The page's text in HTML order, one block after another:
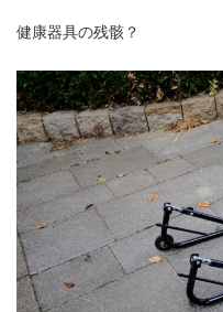
iPhone K-1
LUMIX GF9 LUMIX L10
M(Typ240) minolta
OLYMPUS om-1 II
osmo osmo action3
PEN E-P7 PENTAX
健康器具の残骸？